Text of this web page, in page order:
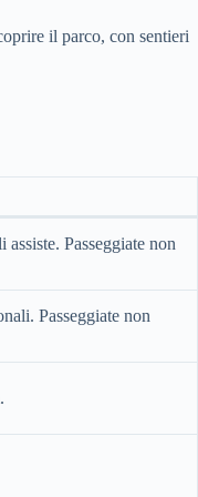
il parco, con sentieri
Passeggiate non
Passeggiate non